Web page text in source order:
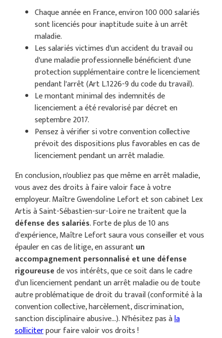
Chaque année en France, environ 100 000 salariés
sont licenciés pour inaptitude suite à un arrêt
maladie.
Les salariés victimes d'un accident du travail ou
d'une maladie professionnelle bénéficient d'une
protection supplémentaire contre le licenciement
pendant l'arrêt (Art L.1226-9 du code du travail).
Le montant minimal des indemnités de
licenciement a été revalorisé par décret en
septembre 2017.
Pensez à vérifier si votre convention collective
prévoit des dispositions plus favorables en cas de
licenciement pendant un arrêt maladie.
En conclusion, n'oubliez pas que même en arrêt maladie,
vous avez des droits à faire valoir face à votre
employeur. Maître Gwendoline Lefort et son cabinet Lex
Artis à Saint-Sébastien-sur-Loire ne traitent que la
défense des salariés. Forte de plus de 10 ans
d'expérience, Maître Lefort saura vous conseiller et vous
épauler en cas de litige, en assurantun
accompagnement personnalisé et une défense
rigoureusede vos intérêts, que ce soit dans le cadre
d'un licenciement pendant un arrêt maladie ou de toute
autre problématique de droit du travail (conformité à la
convention collective, harcèlement, discrimination,
sanction disciplinaire abusive...). N'hésitez pas àla
solliciterpour faire valoir vos droits !